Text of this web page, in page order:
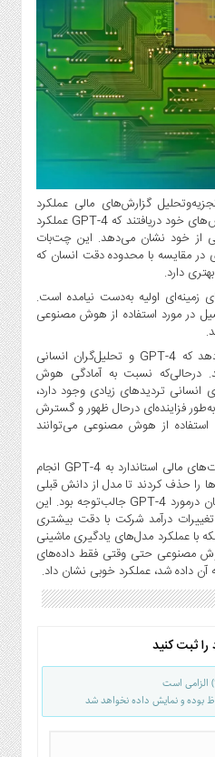
گزارش‌های مالی عملکرد
برجسته‌ای دارند. محققان در آزمایش‌های خود دریافتند که GPT-4 عملکرد
از خود نشان می‌دهد. این چت‌بات
با دقت 60 درصدی در مقایسه با محدوده دقت انسان که
زمینه‌ای اولیه به‌دست نیامده است.
در مورد استفاده از هوش مصنوعی
علاوه‌براین، این مطالعه نشان می‌دهد که GPT-4 و تحلیل‌گران انسانی
درحالی‌که نسبت به آمادگی هوش
انسانی تردیدهای زیادی وجود دارد،
به‌طور فزاینده‌ای درحال ظهور و گسترش
از هوش مصنوعی می‌توانند
محققان این مطالعه را با ارائه صورت‌های مالی استاندارد به GPT-4 انجام
را حذف کردند تا مدل از دانش قبلی
خود استفاده نکند. یافته‌های محققان درمورد GPT-4 جالب‌توجه بود. این
درآمد شرکت با دقت بیشتری
با عملکرد مدل‌های یادگیری ماشینی
مصنوعی حتی وقتی فقط داده‌های
داده شد، عملکرد خوبی نشان داد.
ثبت کنید
الزامی است
بوده و نمایش داده نخواهد شد